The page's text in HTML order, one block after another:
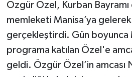
Özgür Özel, Kurban Bayramı
memleketi Manisa’ya
gerçekleştirdi. Gün boyunca
programa katılan Özel'e
geldi. Özgür Özel’in amcası